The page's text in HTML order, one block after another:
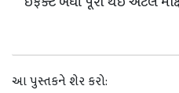
આ પુસ્તકને શેર કરો: